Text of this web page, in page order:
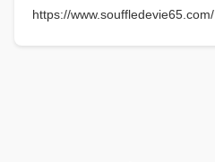
https://www.souffledevie65.com/